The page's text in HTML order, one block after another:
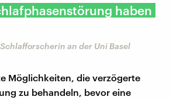
haben
an der Uni Basel
Möglichkeiten, die verzögerte
zu behandeln, bevor eine